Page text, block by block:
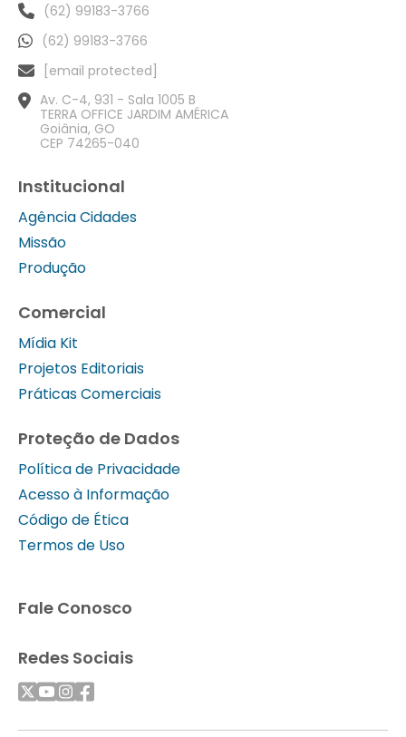
(62) 99183-3766
(62) 99183-3766
[email protected]
Av. C-4, 931 - Sala 1005 B
TERRA OFFICE JARDIM AMÉRICA
Goiânia, GO
CEP 74265-040
Institucional
Agência Cidades
Missão
Produção
Comercial
Mídia Kit
Projetos Editoriais
Práticas Comerciais
Proteção de Dados
Política de Privacidade
Acesso à Informação
Código de Ética
Termos de Uso
Fale Conosco
Redes Sociais